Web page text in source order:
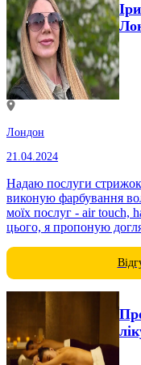
Лондон
21.04.2024
Надаю послуги стрижок
виконую фарбування
моїх послуг - air touch,
цього, я пропоную